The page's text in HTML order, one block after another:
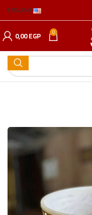
ENGLISH
0
0,00EGP